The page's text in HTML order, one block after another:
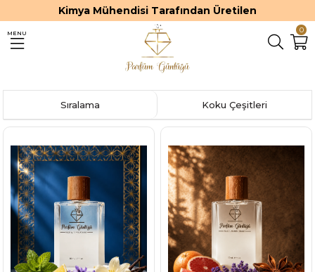
Kimya Mühendisi Tarafından Üretilen
0
MENU
Koku Çeşitleri
Sıralama